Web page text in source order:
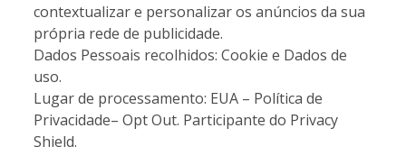
contextualizar e personalizar os anúncios da sua
própria rede de publicidade.
Dados Pessoais recolhidos: Cookie e Dados de
uso.
Lugar de processamento: EUA – Política de
Privacidade– Opt Out. Participante do Privacy
Shield.